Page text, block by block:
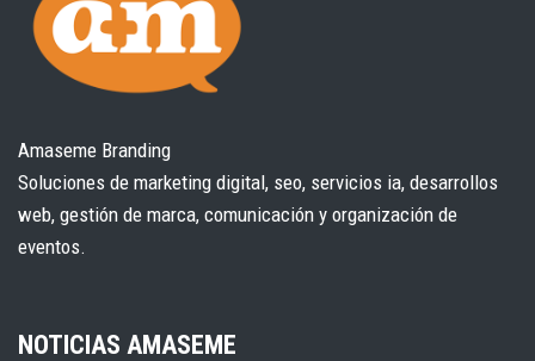
Amaseme Branding
Soluciones de marketing digital, seo, servicios ia, desarrollos
web, gestión de marca, comunicación y organización de
eventos.
NOTICIAS AMASEME